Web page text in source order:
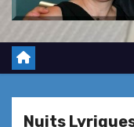
Nuits